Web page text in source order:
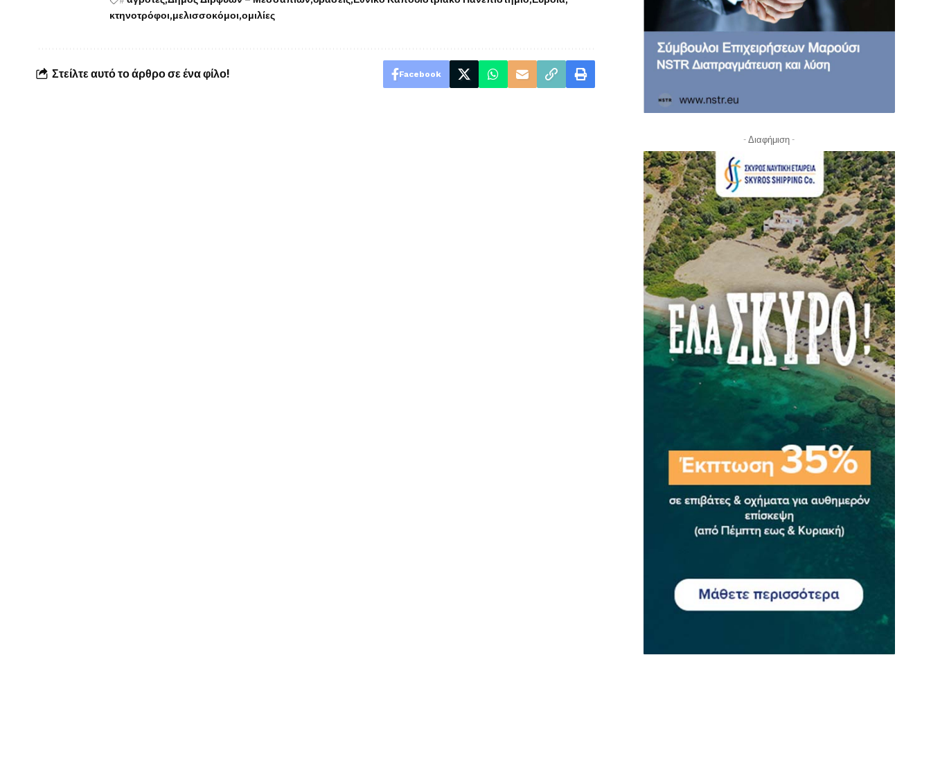
κτηνοτρόφοι μελισσοκόμοι ομιλίες
Στείλτε αυτό το άρθρο σε ένα φίλο! Facebook
- Διαφήμιση -